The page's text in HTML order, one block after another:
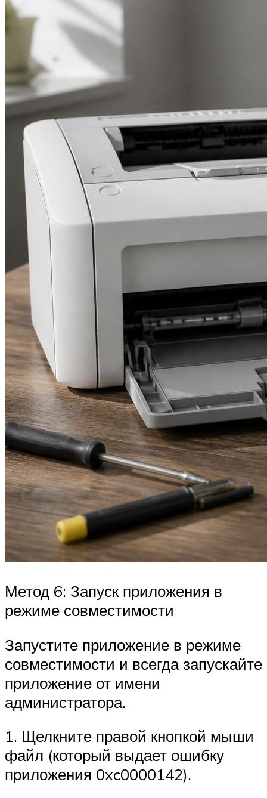
Метод 6: Запуск приложения в
режиме совместимости
Запустите приложение в режиме
совместимости и всегда запускайте
приложение от имени
администратора.
1. Щелкните правой кнопкой мыши
файл (который выдает ошибку
приложения 0xc0000142).